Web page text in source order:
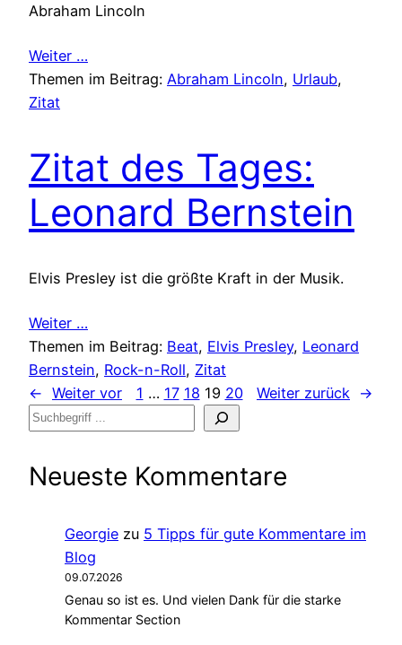
Abraham Lincoln
Weiter …
Themen im Beitrag: Abraham Lincoln, Urlaub
Zitat
Zitat des Tages:
Leonard Bernstein
Elvis Presley ist die größte Kraft in der Musik.
Weiter …
Themen im Beitrag: Beat, Elvis Presley, Leonard
Bernstein, Rock-n-Roll, Zitat
← Weiter vor 1 … 17 18 19 20 Weiter zurück
→
Suchen
Neueste Kommentare
Georgie zu 5 Tipps für gute Kommentare im
Blog
09.07.2026
Genau so ist es. Und vielen Dank für die starke
Kommentar Section